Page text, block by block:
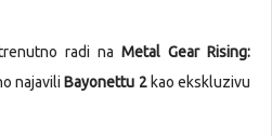
radi na Metal Gear Rising:
najaviliBayonettu 2kao ekskluzivu